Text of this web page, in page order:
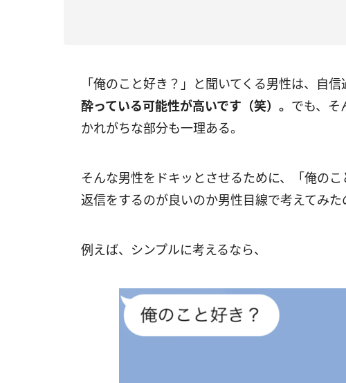
「俺のこと好き？」と聞いてくる男性は、自
酔っている可能性が高いです（笑）。 でも、そ
かれがちな部分も一理ある。
そんな男性をドキッとさせるために、「俺の
返信をするのが良いのか男性目線で考えてみた
例えば、シンプルに考えるなら、